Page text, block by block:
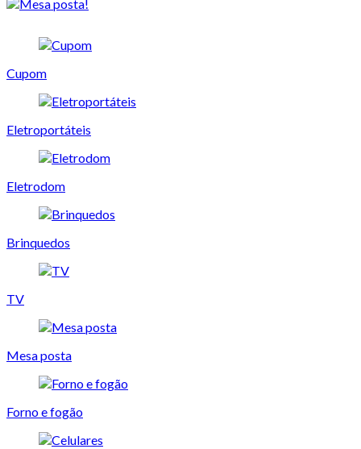
Cupom
Eletroportáteis
Eletrodom
Brinquedos
TV
Mesa posta
Forno e fogão